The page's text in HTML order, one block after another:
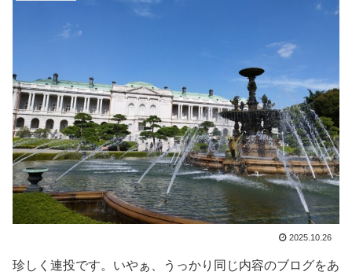
2025.10.26
珍しく連投です。いやぁ、うっかり同じ内容のブログをあ